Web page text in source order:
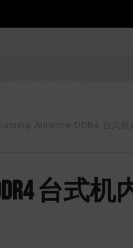
Alliance DDR4 台式
DDR4 台式